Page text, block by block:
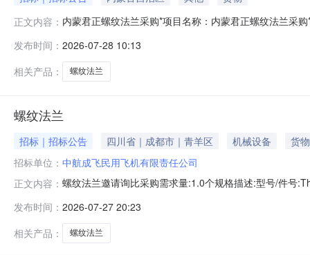
正文内容： 内蒙君正螺纹法兰采购*项目名称：内蒙君正螺纹法兰采
发布时间： 2026-07-28 10:13
相关产品：
螺纹法兰
螺纹法兰
招标｜招标公告 四川省｜成都市｜青羊区 机械设备
货物
招标单位： 中航成飞民用飞机有限责任公司
正文内容： 螺纹法兰邀请询比采购需求量:1.0个规格描述:型号/件号
发布时间： 2026-07-27 20:23
相关产品：
螺纹法兰